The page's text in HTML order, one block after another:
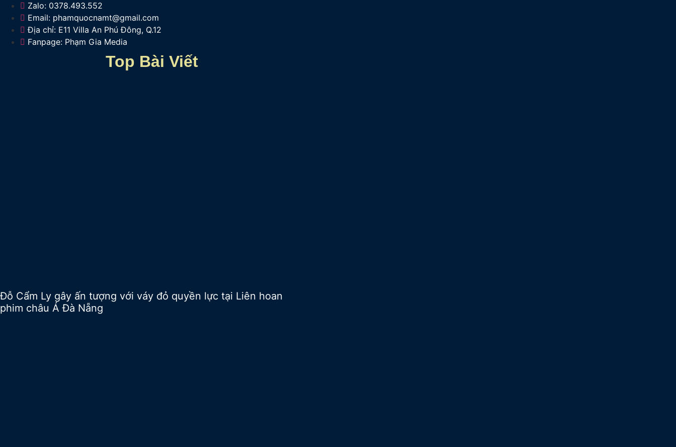
Zalo: 0378.493.552
Email: phamquocnamt@gmail.com
Địa chỉ: E11 Villa An Phú Đông, Q.12
Fanpage: Phạm Gia Media
Top Bài Viết
Đỗ Cẩm Ly gây ấn tượng với váy đỏ quyền lực tại Liên hoan
phim châu Á Đà Nẵng